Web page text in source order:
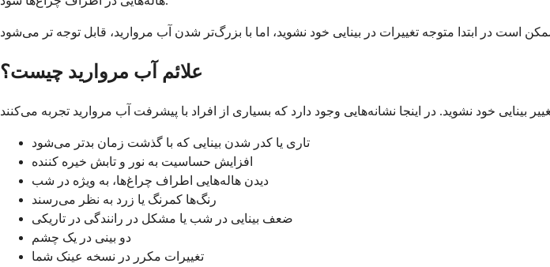
علائم آب مروارید چیست؟
تاری یا کدر شدن بینایی که با گذشت زمان بدتر می‌شود
افزایش حساسیت به نور و تابش خیره کننده
دیدن هاله‌هایی اطراف چراغ‌ها، به ویژه در شب
رنگ‌ها کمرنگ یا زرد به نظر می‌رسند
ضعف بینایی در شب یا مشکل در رانندگی در تاریکی
دو بینی در یک چشم
تغییرات مکرر در نسخه عینک شما